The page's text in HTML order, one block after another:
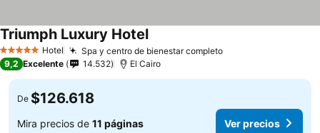
5 Estrellas Hotel Spa y centro de bienestar completo
Triumph Luxury Hotel
9,2 Excelente 14.532 El Cairo
De $126.618
Mira precios de 11 páginas Ver precios